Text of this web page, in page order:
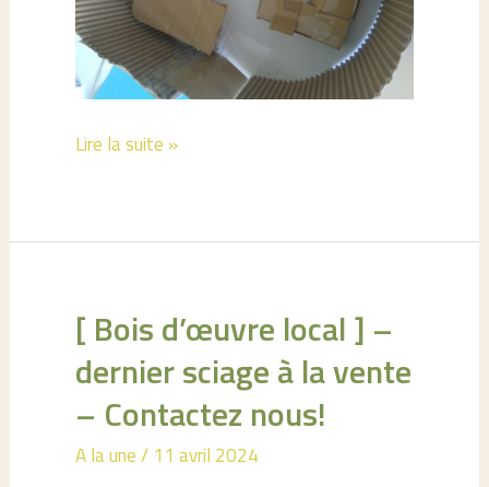
AU
L’ÉNERGIE
Lire la suite »
[ Bois d’œuvre local ] –
dernier sciage à la vente
– Contactez nous!
A la une/ 11 avril 2024